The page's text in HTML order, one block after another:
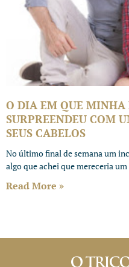
O DIA EM QUE MINHA
SURPREENDEU COM
SEUS CABELOS
No último final de semana um
algo que achei que mereceria
Read More »